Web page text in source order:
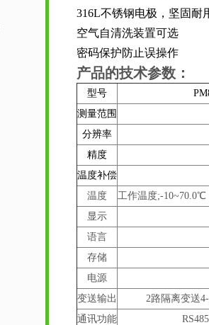
316L不锈钢电极，坚固耐
空气自清洗装置可选
密码保护防止误操作
产品的技术参数：
型号
测量范围
分辨率
精度
温度补偿
温度
工作温度;-
显示
语言
存储
电源
变送输出
2路隔离变送
通讯功能